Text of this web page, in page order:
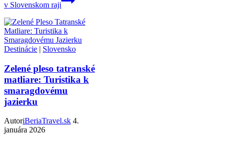
v Slovenskom raji
Destinácie | Slovensko
Zelené pleso tatranské
matliare: Turistika k
smaragdovému
jazierku
AutoriBeriaTravel.sk 4.
januára 2026